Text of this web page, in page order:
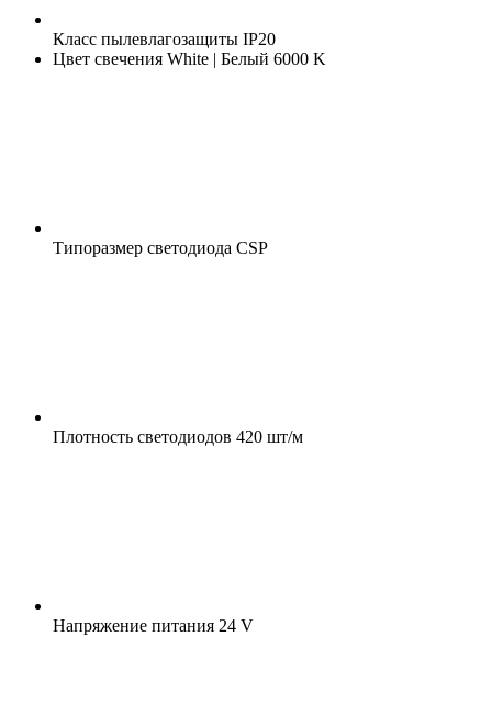
Класс пылевлагозащиты IP20
Цвет свечения White | Белый 6000 K
Типоразмер светодиода CSP
Плотность светодиодов 420 шт/м
Напряжение питания 24 V